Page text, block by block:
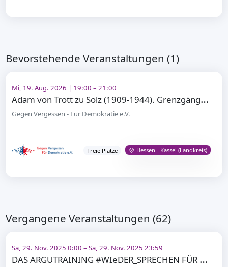
Bevorstehende Veranstaltungen (1)
Mi, 19. Aug. 2026 | 19:00 – 21:00
A
dam von Trott zu Solz (1909-1944). Grenzgänger – Widerstandskämpfer gegen Adolf Hitler
Gegen Vergessen - Für Demokratie e.V.
Freie Plätze Hessen - Kassel (Landkreis)
Vergangene Veranstaltungen (62)
Sa, 29. Nov. 2025 0:00 – Sa, 29. Nov. 2025 23:59
D
AS ARGUTRAINING #WIeDER_SPRECHEN FÜR DEMOKRATIE